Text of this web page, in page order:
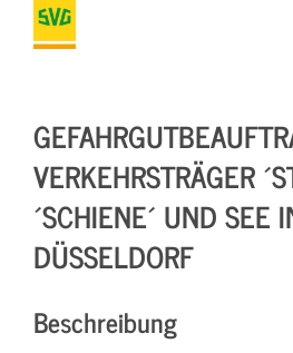
VERKEHRSTRÄGER
SCHIENE´ UND SEE IN
ÜSSELDORF
Beschreibung